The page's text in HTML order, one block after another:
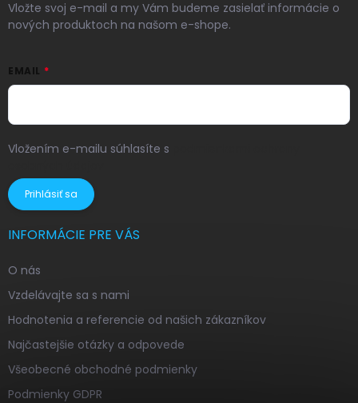
Vložte svoj e-mail a my Vám budeme zasielať informácie o
nových produktoch na našom e-shope.
EMAIL
Vložením e-mailu súhlasíte s
Prihlásiť sa
INFORMÁCIE PRE VÁS
O nás
Vzdelávajte sa s nami
Hodnotenia a referencie od našich zákazníkov
Najčastejšie otázky a odpovede
Všeobecné obchodné podmienky
Podmienky GDPR